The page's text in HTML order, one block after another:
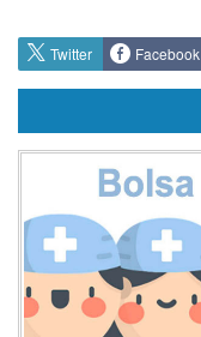
Twitter Facebook